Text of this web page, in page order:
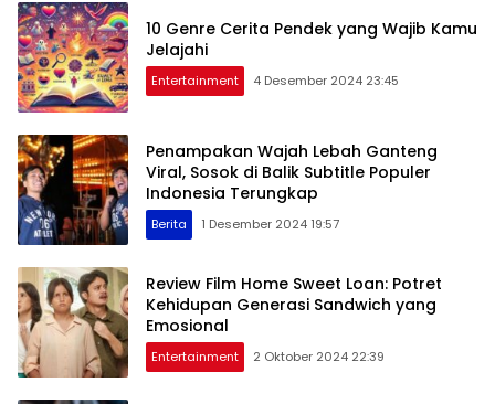
10 Genre Cerita Pendek yang Wajib Kamu
Jelajahi
Entertainment 4 Desember 2024 23:45
Penampakan Wajah Lebah Ganteng
Viral, Sosok di Balik Subtitle Populer
Indonesia Terungkap
Berita 1 Desember 2024 19:57
Review Film Home Sweet Loan: Potret
Kehidupan Generasi Sandwich yang
Emosional
Entertainment 2 Oktober 2024 22:39